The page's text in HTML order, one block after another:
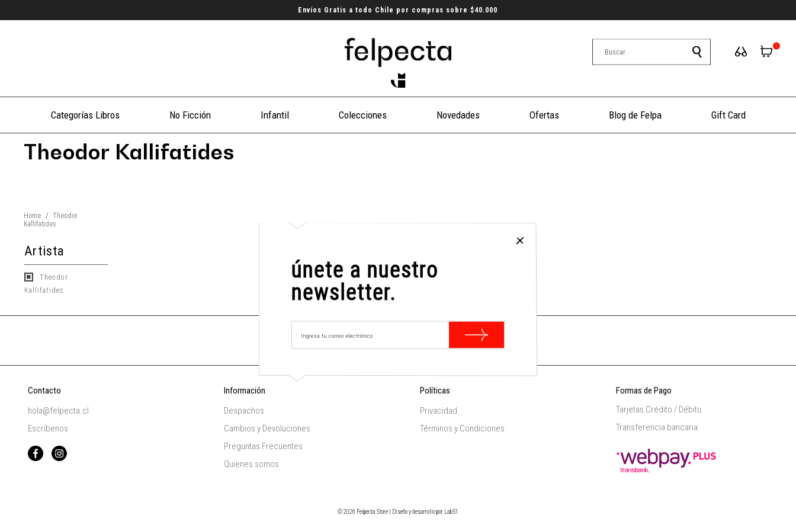
Envíos Gratis a todo Chile por compras sobre $40.000
1
Categorías Libros No Ficción Infantil Colecciones Novedades Ofertas Blog de Felpa Gift Card
Theodor Kallifatides
Home / Theodor
Kallifatides
Artista
Theodor
Kallifatides
+
únete a nuestro
newsletter.
Contacto
hola@felpecta.cl
Escríbenos
Información
Despachos
Cambios y Devoluciones
Preguntas Frecuentes
Quienes somos
Políticas
Privacidad
Términos y Condiciones
Formas de Pago
Tarjetas Crédito / Débito
Transferencia bancaria
© 2026 Felpecta Store | Diseño y desarrollo por Lab51